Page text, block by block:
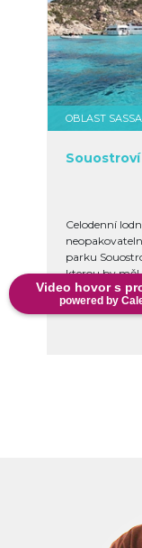
Video hovor s
powered by
OBLAST
Celodenní
parku
kterou by měl
sever Sardinie